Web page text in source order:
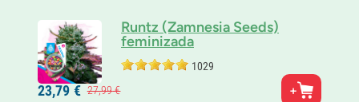
Runtz (Zamnesia Seeds)
feminizada
1029
Pais
Gelato x Zkittlez
23,79 € 27,99€